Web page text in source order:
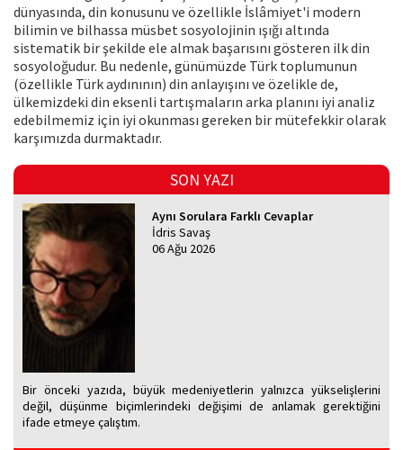
dünyasında, din konusunu ve özellikle İslâmiyet'i modern
bilimin ve bilhassa müsbet sosyolojinin ışığı altında
sistematik bir şekilde ele almak başarısını gösteren ilk din
sosyoloğudur. Bu nedenle, günümüzde Türk toplumunun
(özellikle Türk aydınının) din anlayışını ve özelikle de,
ülkemizdeki din eksenli tartışmaların arka planını iyi analiz
edebilmemiz için iyi okunması gereken bir mütefekkir olarak
karşımızda durmaktadır.
SON YAZI
Aynı Sorulara Farklı Cevaplar
İdris Savaş
06 Ağu 2026
Bir önceki yazıda, büyük medeniyetlerin yalnızca yükselişlerini
değil, düşünme biçimlerindeki değişimi de anlamak gerektiğini
ifade etmeye çalıştım.